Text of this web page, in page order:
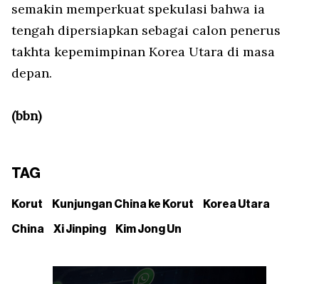
semakin memperkuat spekulasi bahwa ia
tengah dipersiapkan sebagai calon penerus
takhta kepemimpinan Korea Utara di masa
depan.
(bbn)
TAG
Korut Kunjungan China ke Korut Korea Utara
China Xi Jinping Kim Jong Un